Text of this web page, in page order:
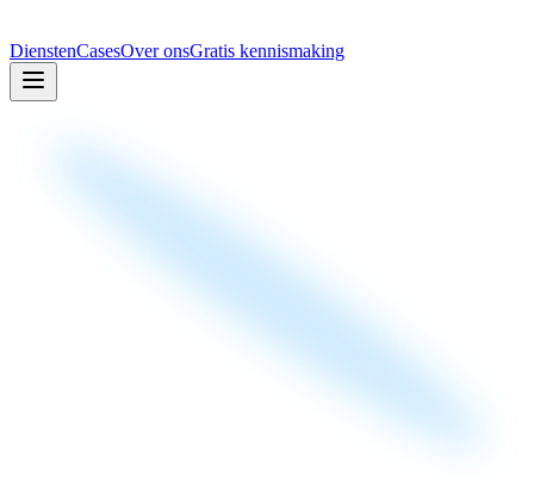
DienstenCasesOver onsGratis kennismaking